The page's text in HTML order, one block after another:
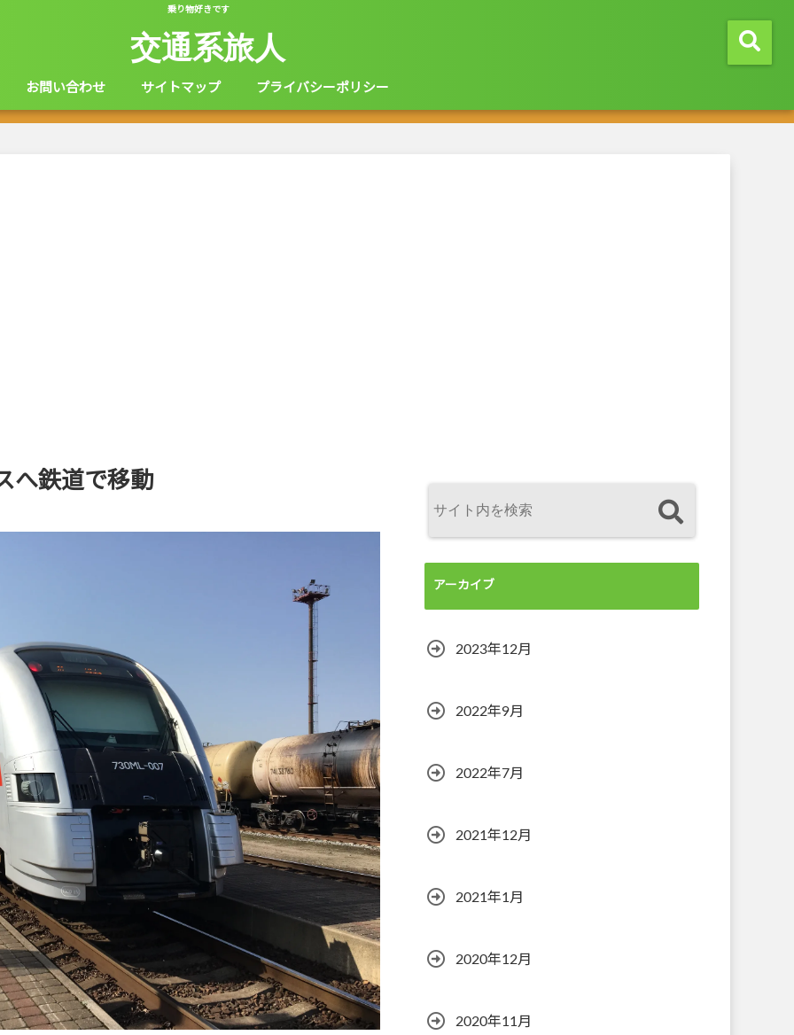
乗り物好きです
交通系旅人
お問い合わせ サイトマップ プライバシーポリシー
へ鉄道で移動
アーカイブ
2023年12月
2022年9月
2022年7月
2021年12月
2021年1月
2020年12月
2020年11月